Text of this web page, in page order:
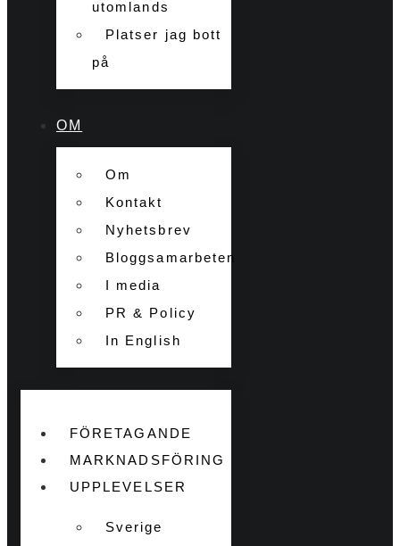
utomlands
Platser jag bott
på
OM
Om
Kontakt
Nyhetsbrev
Bloggsamarbeten
I media
PR & Policy
In English
FÖRETAGANDE
MARKNADSFÖRING
UPPLEVELSER
Sverige